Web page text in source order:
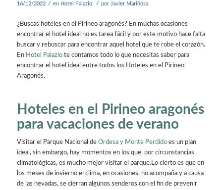
16/12/2022 / en Hotel Palazio / por Javier Mariñosa
¿Buscas hoteles en el Pirineo aragonés? En muchas ocasiones
encontrar el hotel ideal no es tarea fácil y por este motivo hace falta
buscar y rebuscar para encontrar aquel hotel que te robe el corazón.
En Hotel Palaziote contamos todo lo que necesitas saber para
encontrar el hotel ideal entre todos los Hoteles en el Pirineo
Aragonés.
Hoteles en el Pirineo aragonés
para vacaciones de verano
Visitar el Parque Nacional de Ordesa y Monte Perdidoes un plan
ideal, sin embargo, hay momentos en los que, por circunstancias
climatológicas, es mucho mejor visitar el parque.Lo cierto es que en
los meses de invierno el clima, en ocasiones, no acompaña y a causa
de las nevadas, se cierran algunos senderos con el fin de prevenir